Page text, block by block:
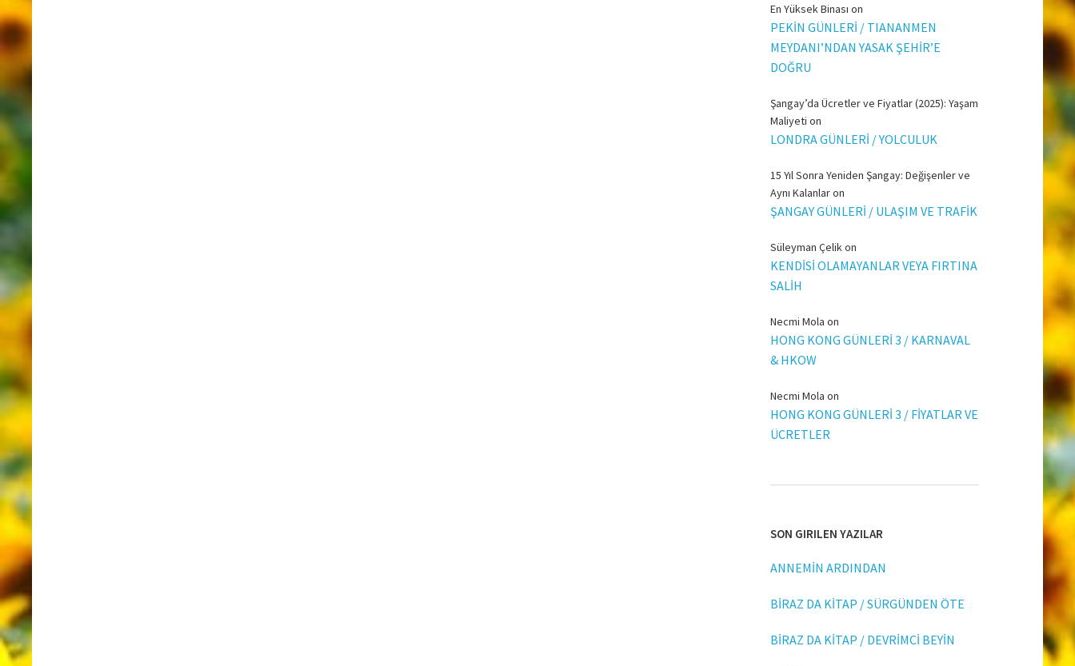
En Yüksek Binası on
PEKİN GÜNLERİ / TIANANMEN
MEYDANI’NDAN YASAK ŞEHİR’E
DOĞRU
Şangay’da Ücretler ve Fiyatlar (2025): Yaşam
Maliyeti on
LONDRA GÜNLERİ / YOLCULUK
15 Yıl Sonra Yeniden Şangay: Değişenler ve
Aynı Kalanlaron
ŞANGAY GÜNLERİ / ULAŞIM VE TRAFİK
Süleyman Çelikon
KENDİSİ OLAMAYANLAR VEYA FIRTINA
SALİH
Necmi Mola on
HONG KONG GÜNLERİ 3 / KARNAVAL
& HKOW
Necmi Mola on
HONG KONG GÜNLERİ 3 / FİYATLAR VE
ÜCRETLER
SON GIRILEN YAZILAR
ANNEMİN ARDINDAN
BİRAZ DA KİTAP / SÜRGÜNDEN ÖTE
BİRAZ DA KİTAP / DEVRİMCİ BEYİN